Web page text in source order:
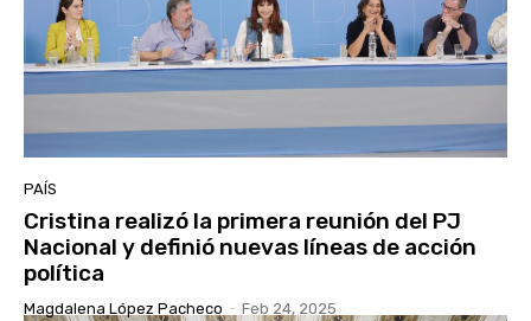
PAÍS
Cristina realizó la primera reunión del PJ
Nacional y definió nuevas líneas de acción
política
Magdalena López Pacheco - Feb 24, 2025